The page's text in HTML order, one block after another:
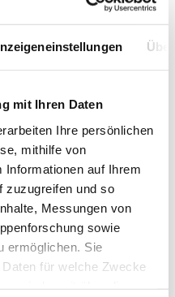
mit Ihren Daten
Ihre persönlichen
mithilfe von
Informationen auf Ihrem
zuzugreifen und so
Messungen von
sowie
ermöglichen. Sie
für welche Zwecke